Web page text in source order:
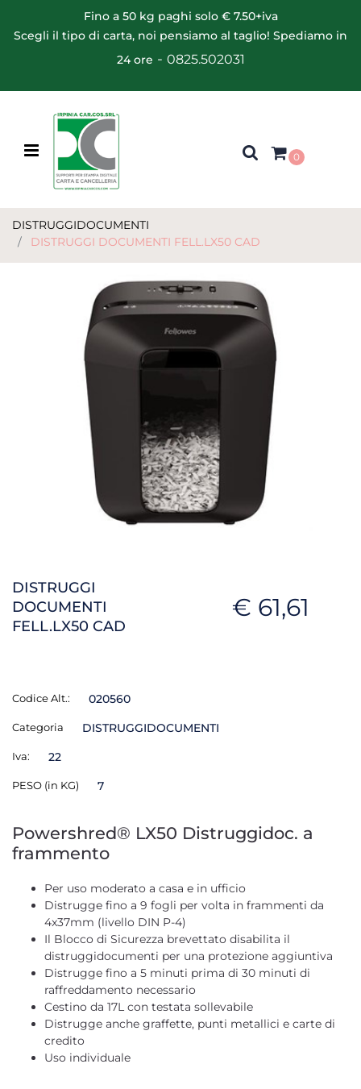
Fino a 50 kg paghi solo € 7.50+iva
Scegli il tipo di carta, noi pensiamo al taglio! Spediamo in
24 ore - 0825.502031
Open menu
0
DISTRUGGIDOCUMENTI
DISTRUGGI DOCUMENTI FELL.LX50 CAD
DISTRUGGI
DOCUMENTI
FELL.LX50 CAD
€ 61,61
Codice Alt.: 020560
Categoria DISTRUGGIDOCUMENTI
Iva: 22
PESO (in KG) 7
Powershred® LX50 Distruggidoc. a
frammento
Per uso moderato a casa e in ufficio
Distrugge fino a 9 fogli per volta in frammenti da
4x37mm (livello DIN P-4)
Il Blocco di Sicurezza brevettato disabilita il
distruggidocumenti per una protezione aggiuntiva
Distrugge fino a 5 minuti prima di 30 minuti di
raffreddamento necessario
Cestino da 17L con testata sollevabile
Distrugge anche graffette, punti metallici e carte di
credito
Uso individuale